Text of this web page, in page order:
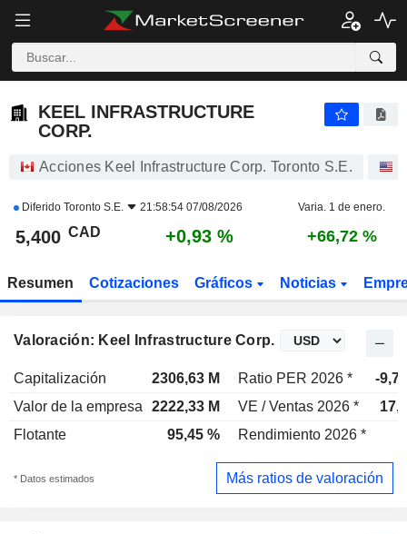
KEEL INFRASTRUCTURE
CORP.
Acciones Keel Infrastructure Corp. Toronto S.E.
Diferido Toronto S.E. 21:58:54 07/08/2026 Varia. 1 de enero.
5,400 CAD +0,93 % +66,72 %
Resumen Cotizaciones Gráficos Noticias
Valoración: Keel Infrastructure Corp.
Capitalización 2306,63 M Ratio PER 2026 *
-
Valor de la empresa
2222,33 M VE / Ventas 2026 *
Flotante
95,45 % Rendimiento 2026 *
* Datos estimados Más ratios de valoración